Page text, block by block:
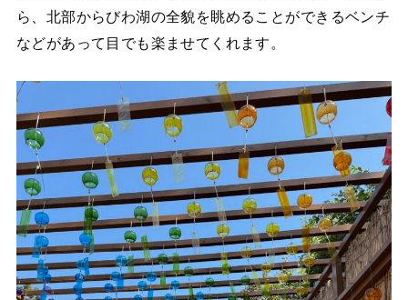
ら、北部からびわ湖の全貌を眺めることができるベンチ
などがあって目でも楽ませてくれます。